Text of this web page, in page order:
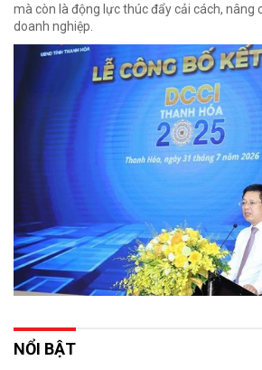
mà còn là động lực thúc đẩy cải cách, nâng
doanh nghiệp.
NỔI BẬT